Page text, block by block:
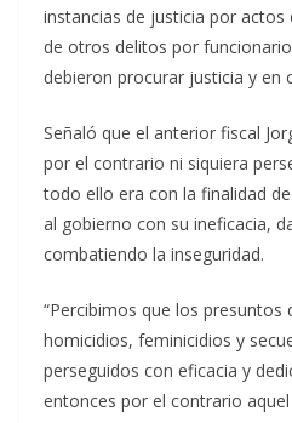
instancias de justicia por
de otros delitos por
debieron procurar justicia y en
Señaló que el anterior fiscal
por el contrario ni siquiera
todo ello era con la finalidad
al gobierno con su ineficacia,
combatiendo la inseguridad.
“Percibimos que los presuntos
homicidios, feminicidios y
perseguidos con eficacia y
entonces por el contrario